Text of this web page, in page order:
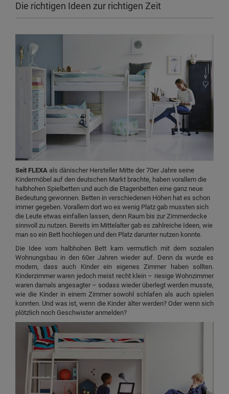
Die richtigen Ideen zur richtigen Zeit
Seit FLEXA als dänischer Hersteller Mitte der 70er Jahre seine
Kindermöbel auf den deutschen Markt brachte, haben vorallem die
halbhohen Spielbetten und auch die Etagenbetten eine ganz neue
Bedeutung gewonnen. Betten in verschiedenen Höhen hat es schon
immer gegeben. Vorallem dort wo es wenig Platz gab mussten sich
die Leute etwas einfallen lassen, denn Raum bis zur Zimmerdecke
sinnvoll zu nutzen. Bereits im Mittelalter gab es zahlreiche Ideen, wie
man so ein Bett hochlegen und den Platz darunter nutzen konnte.
Die Idee vom halbhohen Bett kam vermutlich mit dem sozialen
Wohnungsbau in den 60er Jahren wieder auf. Denn da wurde es
modern, dass auch Kinder ein eigenes Zimmer haben sollten.
Kinderzimmer waren jedoch meist recht klein – riesige Wohnzimmer
waren damals angesagter – sodass wieder überlegt werden musste,
wie die Kinder in einem Zimmer sowohl schlafen als auch spielen
konnten. Und was ist, wenn die Kinder älter werden? Oder wenn sich
plötzlich noch Geschwister anmelden?